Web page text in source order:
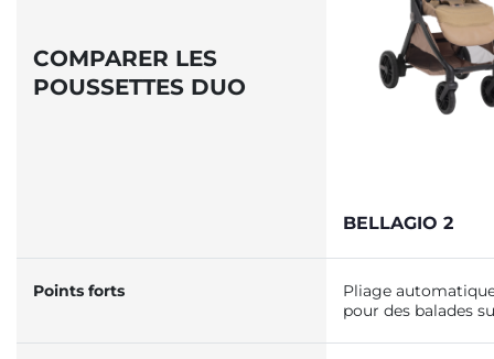
COMPARER LES
POUSSETTES DUO
BELLAGIO 2
Points forts
Pliage
pour des balades